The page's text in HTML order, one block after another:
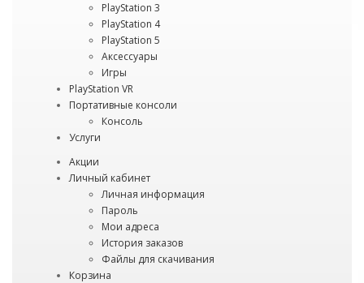
PlayStation 3
PlayStation 4
PlayStation 5
Аксессуары
Игры
PlayStation VR
Портативные консоли
Консоль
Услуги
Акции
Личный кабинет
Личная информация
Пароль
Мои адреса
История заказов
Файлы для скачивания
Корзина